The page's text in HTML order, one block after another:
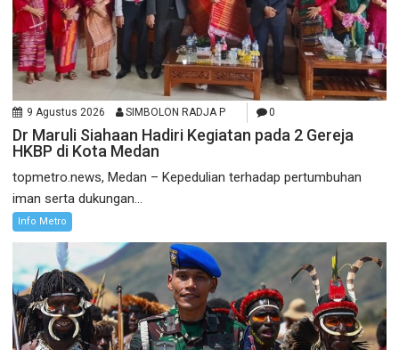
9 Agustus 2026 SIMBOLON RADJA P 0
Dr Maruli Siahaan Hadiri Kegiatan pada 2 Gereja
HKBP di Kota Medan
topmetro.news, Medan – Kepedulian terhadap pertumbuhan
iman serta dukungan...
Info Metro